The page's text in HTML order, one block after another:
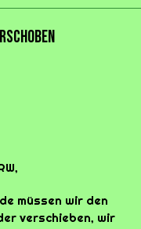
müssen wir den
verschieben, wir